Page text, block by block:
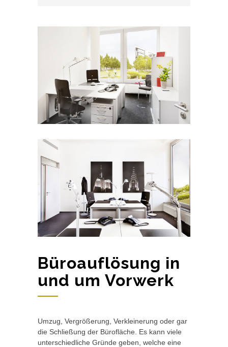
Büroauflösung in
und um Vorwerk
Umzug, Vergrößerung, Verkleinerung oder gar
die Schließung der Bürofläche. Es kann viele
unterschiedliche Gründe geben, welche eine